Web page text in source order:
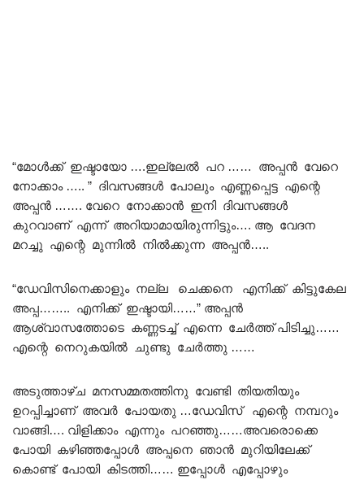
“മോൾക്ക് ഇഷ്ടായോ ….ഇല്ലേൽ പറ …… അപ്പൻ വേറെ
നോക്കാം ….. ” ദിവസങ്ങൾ പോലും എണ്ണപ്പെട്ട എന്റെ
അപ്പൻ ……. വേറെ നോക്കാൻ ഇനി ദിവസങ്ങൾ
കുറവാണ് എന്ന് അറിയാമായിരുന്നിട്ടും…. ആ വേദന
മറച്ചു എന്റെ മുന്നിൽ നിൽക്കുന്ന അപ്പൻ…..
“ഡേവിസിനെക്കാളും നല്ല ചെക്കനെ എനിക്ക് കിട്ടുകേല
അപ്പ…….. എനിക്ക് ഇഷ്ടായി……” അപ്പൻ
ആശ്വാസത്തോടെ കണ്ണടച്ച് എന്നെ ചേർത്ത് പിടിച്ചു……
എന്റെ നെറുകയിൽ ചുണ്ടു ചേർത്തു ……
അടുത്താഴ്ച മനസമ്മതത്തിനു വേണ്ടി തിയതിയും
ഉറപ്പിച്ചാണ് അവർ പോയതു …ഡേവിസ് എന്റെ നമ്പറും
വാങ്ങി…. വിളിക്കാം എന്നും പറഞ്ഞു……അവരൊക്കെ
പോയി കഴിഞ്ഞപ്പോൾ അപ്പനെ ഞാൻ മുറിയിലേക്ക്
കൊണ്ട് പോയി കിടത്തി…… ഇപ്പോൾ എപ്പോഴും